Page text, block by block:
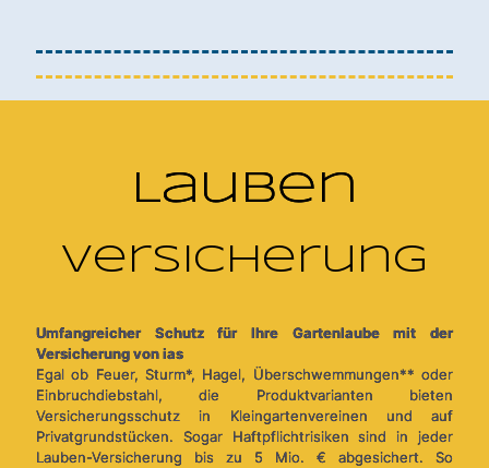
Lauben
Versicherung
Umfangreicher Schutz für Ihre Gartenlaubemit der
Versicherung von ias
Egal ob Feuer, Sturm*, Hagel, Überschwemmungen** oder
Einbruchdiebstahl, die Produktvarianten bieten
Versicherungsschutz in Kleingartenvereinen und auf
Privatgrundstücken. Sogar Haftpflichtrisiken sind in jeder
Lauben-Versicherung bis zu 5 Mio. € abgesichert. So